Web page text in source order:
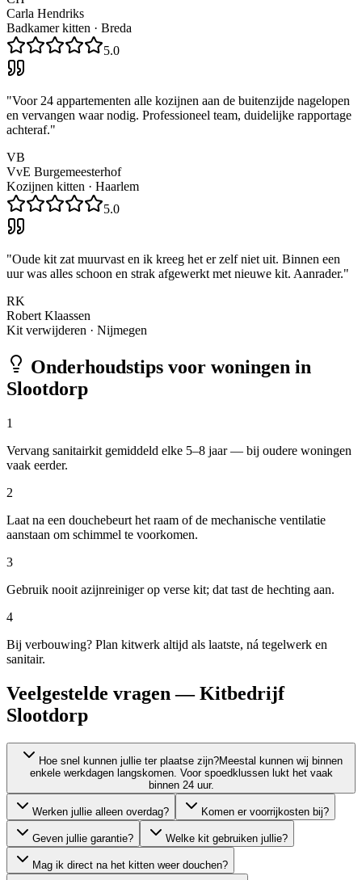
Carla Hendriks
Badkamer kitten · Breda
5.0
"Voor 24 appartementen alle kozijnen aan de buitenzijde nagelopen
en vervangen waar nodig. Professioneel team, duidelijke rapportage
achteraf."
VB
VvE Burgemeesterhof
Kozijnen kitten · Haarlem
5.0
"Oude kit zat muurvast en ik kreeg het er zelf niet uit. Binnen een
uur was alles schoon en strak afgewerkt met nieuwe kit. Aanrader."
RK
Robert Klaassen
Kit verwijderen · Nijmegen
Onderhoudstips voor woningen in
Slootdorp
1
Vervang sanitairkit gemiddeld elke 5–8 jaar — bij oudere woningen
vaak eerder.
2
Laat na een douchebeurt het raam of de mechanische ventilatie
aanstaan om schimmel te voorkomen.
3
Gebruik nooit azijnreiniger op verse kit; dat tast de hechting aan.
4
Bij verbouwing? Plan kitwerk altijd als laatste, ná tegelwerk en
sanitair.
Veelgestelde vragen — Kitbedrijf
Slootdorp
Hoe snel kunnen jullie ter plaatse zijn?Meestal kunnen wij binnen
enkele werkdagen langskomen. Voor spoedklussen lukt het vaak
binnen 24 uur.
Werken jullie alleen overdag? Komen er voorrijkosten bij?
Geven jullie garantie? Welke kit gebruiken jullie?
Mag ik direct na het kitten weer douchen?